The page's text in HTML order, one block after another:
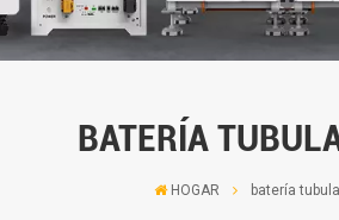
BATERÍA
HOGAR batería